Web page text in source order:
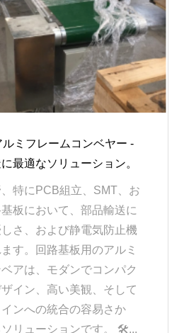
ミフレームコンベヤー -
最適なソリューション。
特にPCB組立、SMT、お
板において、部品輸送に
さ、および静電気防止機
す。回路基板用のアルミ
アは、モダンでコンパク
ザイン、高い美観、そして
ンへの統合の容易さか
ソリューションです。 🛠...